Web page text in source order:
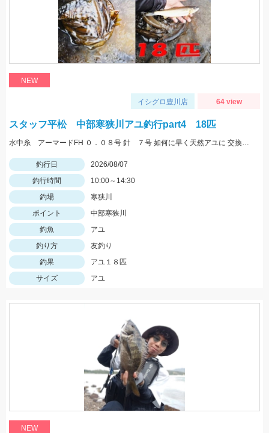
NEW
イシグロ豊川店 64 view
スタッフ平松 中部寒狭川アユ釣行part4 18匹
水中糸 アーマードFH ０．０８号 針 ７号 如何に早く天然アユに 交換できるかが大事！
釣行日
2026/08/07
釣行時間
10:00～14:30
釣場
寒狭川
ポイント
中部寒狭川
釣魚
アユ
釣り方
友釣り
釣果
アユ１８匹
サイズ
アユ
NEW